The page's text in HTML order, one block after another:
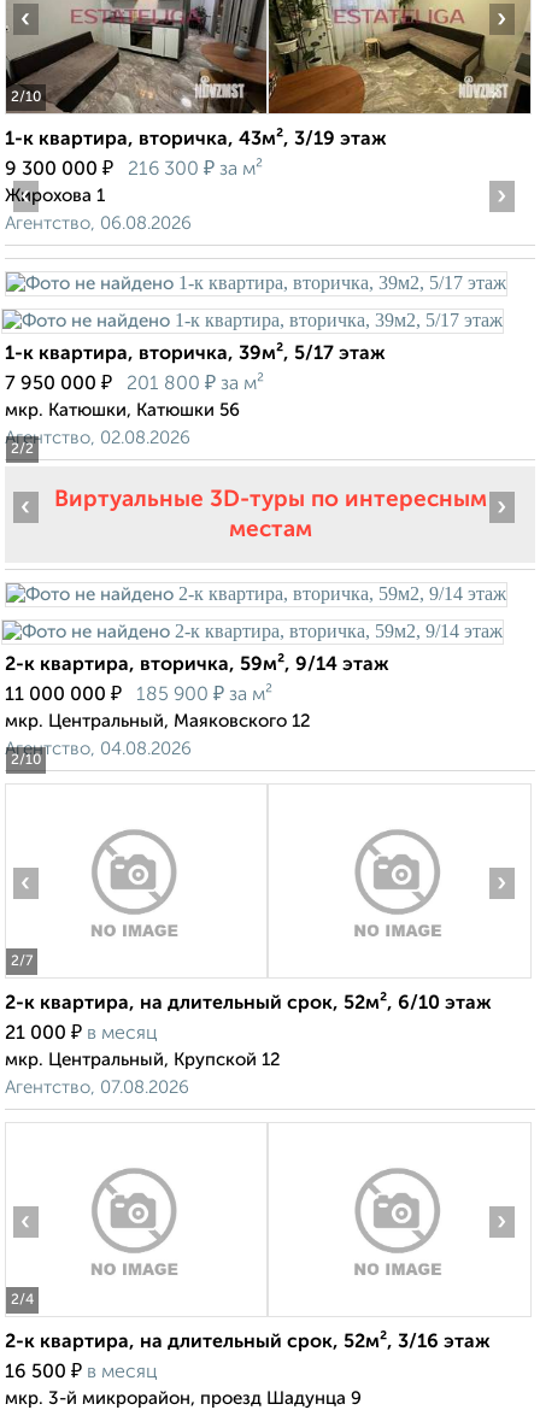
2/10
‹ ›
1-к квартира, вторичка, 43м², 3/19 этаж
9 300 000 ₽ 216 300 ₽ за м²
Жирохова 1
Агентство, 06.08.2026
2/2
‹ ›
1-к квартира, вторичка, 39м², 5/17 этаж
7 950 000 ₽ 201 800 ₽ за м²
мкр. Катюшки, Катюшки 56
Агентство, 02.08.2026
Виртуальные 3D-туры по интересным
местам
2/10
‹ ›
2-к квартира, вторичка, 59м², 9/14 этаж
11 000 000 ₽ 185 900 ₽ за м²
мкр. Центральный, Маяковского 12
Агентство, 04.08.2026
2/7
‹ ›
2-к квартира, на длительный срок, 52м², 6/10 этаж
21 000 ₽ в месяц
мкр. Центральный, Крупской 12
Агентство, 07.08.2026
2/4
‹ ›
2-к квартира, на длительный срок, 52м², 3/16 этаж
16 500 ₽ в месяц
мкр. 3-й микрорайон, проезд Шадунца 9